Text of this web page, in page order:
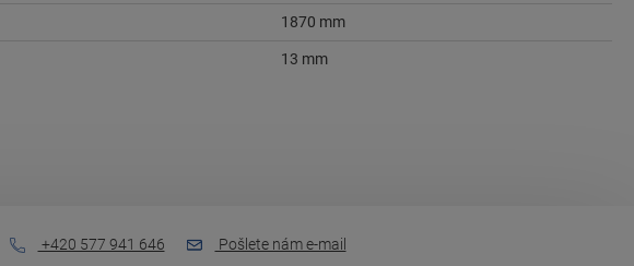
1870 mm
13 mm
+420 577 941 646 Pošlete nám e-mail